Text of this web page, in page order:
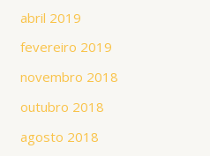
abril 2019
fevereiro 2019
novembro 2018
outubro 2018
agosto 2018